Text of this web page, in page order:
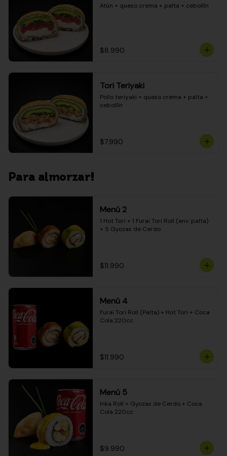
Atún + queso crema + palta + cebollín
$8.990
Tori Teriyaki
Pollo teriyaki + queso crema + palta +
cebollín
$7.990
Para almorzar!
Menú 2
1 Hot Tori + 1 Furai Tori Roll (env. palta)
+ 5 Gyozas de Cerdo
$11.990
Menú 4
Furai Tori Roll (Palta) + Hot Tori + Coca
Cola 220cc
$11.990
Menú 5
Inka Roll + Gyozas de Cerdo + Coca
Cola 220cc
$9.990